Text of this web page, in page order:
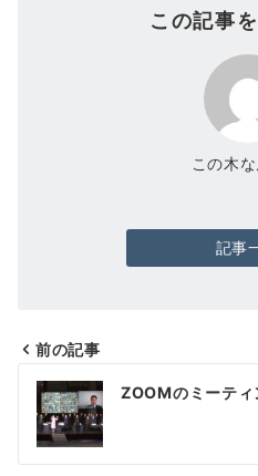
この記事
この木
記事
投
稿
ナ
前の記事
ZOOMのミーティ